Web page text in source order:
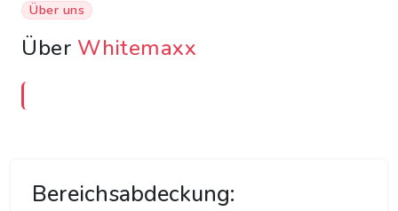
Über uns
Über Whitemaxx
Bereichsabdeckung: